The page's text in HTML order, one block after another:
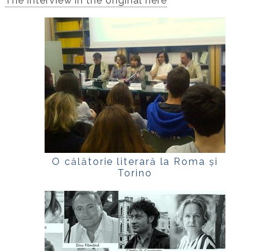
O călătorie literară la Roma și
Torino